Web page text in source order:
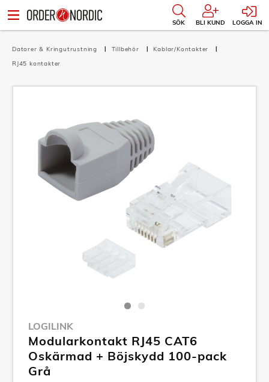
SÖK BLI KUND LOGGA IN
Datorer & Kringutrustning Tillbehör
Kablar/Kontakter
RJ45 kontakter
LOGILINK
Modularkontakt RJ45 CAT6
Oskärmad + Böjskydd 100-pack
Grå